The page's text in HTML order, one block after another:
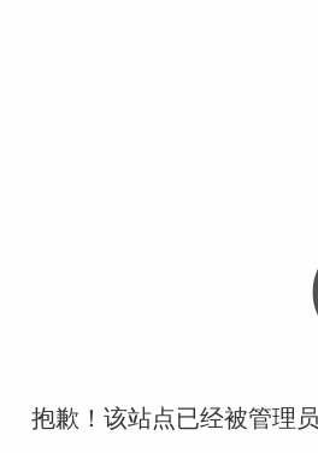
抱歉！该站点已经被管理